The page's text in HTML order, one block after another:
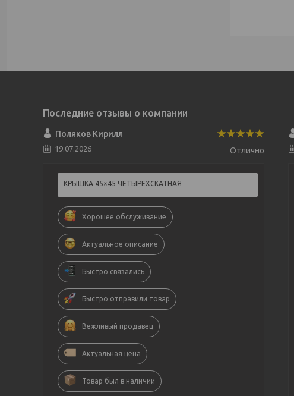
Поляков Кирилл
19.07.2026 Отлично
КРЫШКА 45×45 ЧЕТЫРЕХСКАТНАЯ
Хорошее обслуживание
Актуальное описание
Быстро связались
Быстро отправили товар
Вежливый продавец
Актуальная цена
Товар был в наличии